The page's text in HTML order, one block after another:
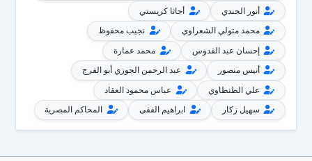
أنور الجندي
أجاثا كريستي
محمد متولي الشعراوي
نجيب محفوظ
إحسان عبد القدوس
محمد عمارة
أنيس منصور
عبد الرحمن الجوزي أبو الفرج
علي الطنطاوي
عباس محمود العقاد
سهيل زكار
ابراهيم الفقى المحاكم المصرية